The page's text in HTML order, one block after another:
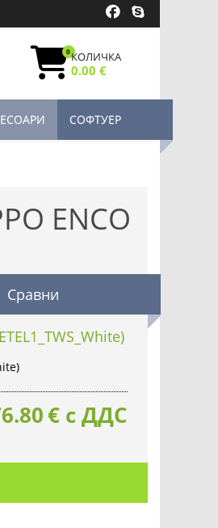
0КОЛИЧКА
0.00 €
СОФТУЕР
ENCO
Сравни
€ с ДДС